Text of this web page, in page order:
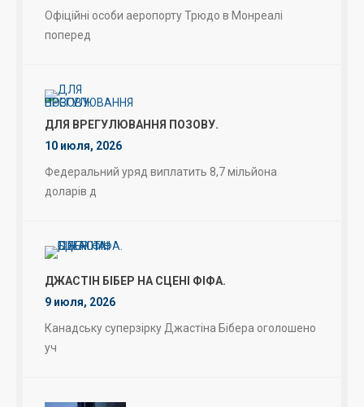
Офіційні особи аеропорту Трюдо в Монреалі
поперед
ДЛЯ ВРЕГУЛЮВАННЯ ПОЗОВУ.
10 июля, 2026
Федеральний уряд виплатить 8,7 мільйона
доларів д
ДЖАСТІН БІБЕР НА СЦЕНІ ФІФА.
9 июля, 2026
Канадську суперзірку Джастіна Бібера оголошено
уч